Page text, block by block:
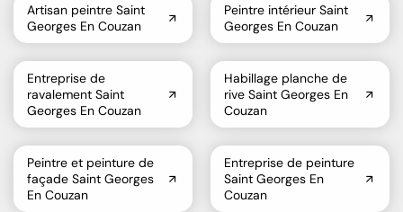
Artisan peintre Saint
Georges En Couzan
Peintre intérieur Saint
Georges En Couzan
Entreprise de
ravalement Saint
Georges En Couzan
Habillage planche de
rive Saint Georges En
Couzan
Peintre et peinture de
façade Saint Georges
En Couzan
Entreprise de peinture
Saint Georges En
Couzan